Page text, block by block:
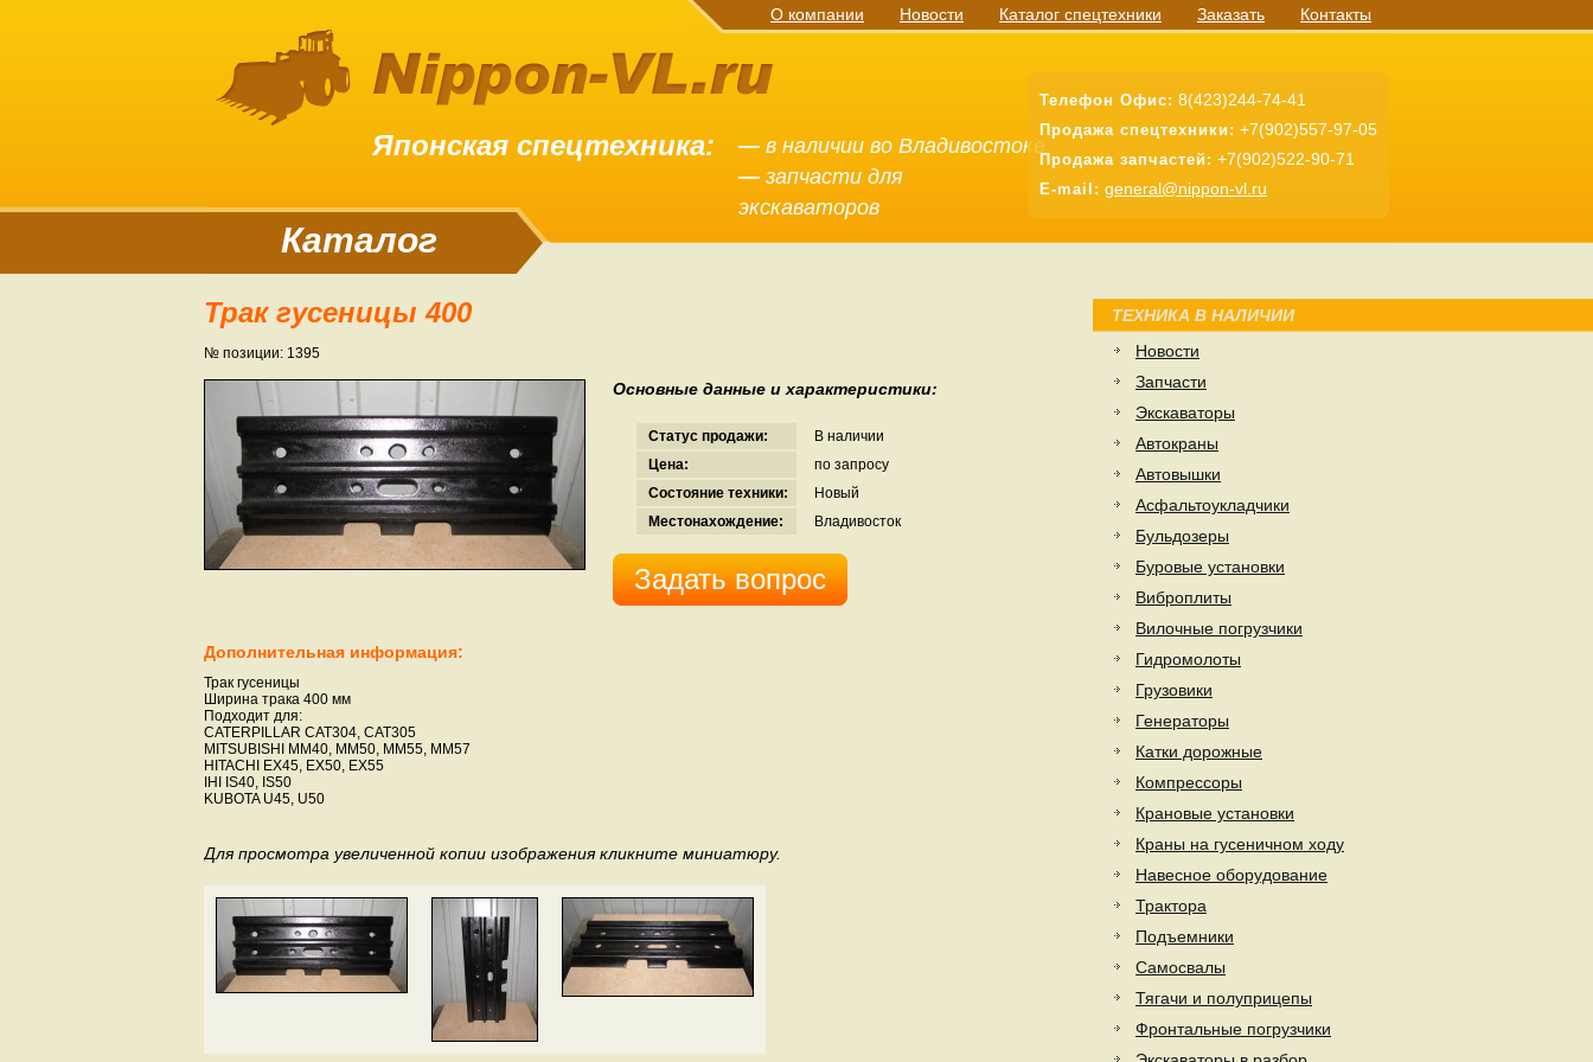
О компании Новости Каталог спецтехники Заказать Контакты
Японская спецтехника: — в наличии во Владивостоке
— запчасти для
экскаваторов
Телефон Офис: 8(423)244-74-41
Продажа спецтехники: +7(902)557-97-05
Продажа запчастей: +7(902)522-90-71
E-mail: general@nippon-vl.ru
Каталог
Трак гусеницы 400
№ позиции: 1395
Основные данные и характеристики:
Статус продажи:
В наличии
Цена:
по запросу
Состояние техники:
Новый
Местонахождение:
Владивосток
Задать вопрос
Дополнительная информация:
Трак гусеницы
Ширина трака 400 мм
Подходит для:
CATERPILLAR CAT304, CAT305
MITSUBISHI MM40, MM50, MM55, MM57
HITACHI EX45, EX50, EX55
IHI IS40, IS50
KUBOTA U45, U50
Для просмотра увеличенной копии изображения кликните миниатюру.
ТЕХНИКА В НАЛИЧИИ
Новости
Запчасти
Экскаваторы
Автокраны
Автовышки
Асфальтоукладчики
Бульдозеры
Буровые установки
Виброплиты
Вилочные погрузчики
Гидромолоты
Грузовики
Генераторы
Катки дорожные
Компрессоры
Крановые установки
Краны на гусеничном ходу
Навесное оборудование
Трактора
Подъемники
Самосвалы
Тягачи и полуприцепы
Фронтальные погрузчики